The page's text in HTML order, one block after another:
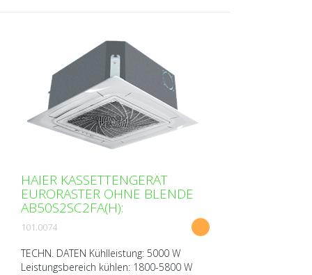
HAIER KASSETTENGERÄT
EURORASTER OHNE BLENDE
AB50S2SC2FA(H):
101.0074
TECHN. DATEN Kühlleistung: 5000 W
Leistungsbereich kühlen: 1800-5800 W